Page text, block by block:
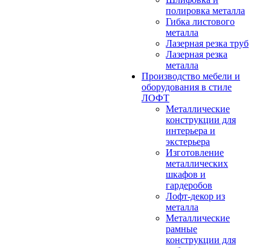
полировка металла
Гибка листового
металла
Лазерная резка труб
Лазерная резка
металла
Производство мебели и
оборудования в стиле
ЛОФТ
Металлические
конструкции для
интерьера и
экстерьера
Изготовление
металлических
шкафов и
гардеробов
Лофт-декор из
металла
Металлические
рамные
конструкции для